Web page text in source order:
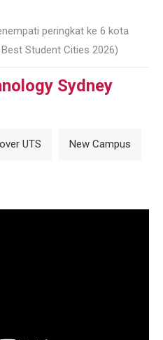
peringkat ke 6 kota
Student Cities 2026)
Sydney
UTS New Campus